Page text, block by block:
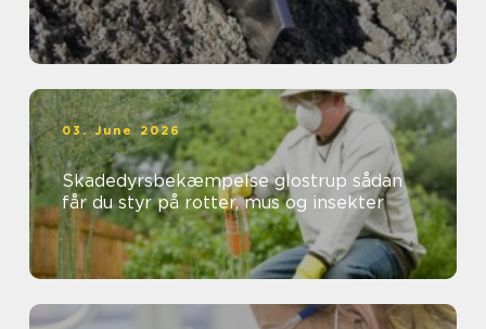
03. June 2026
Skadedyrsbekæmpelse glostrup sådan
får du styr på rotter, mus og insekter